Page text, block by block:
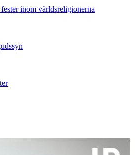
inom världsreligionerna